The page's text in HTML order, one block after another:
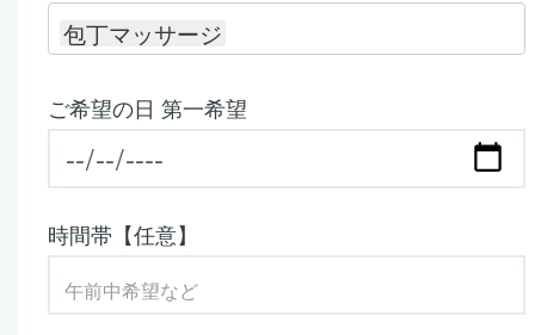
包丁マッサージ
ご希望の日 第一希望
時間帯【任意】